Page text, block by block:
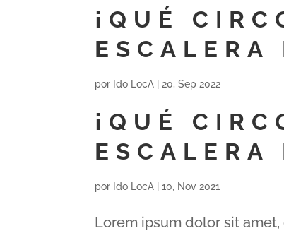
¡QUÉ
ESCALERA
por Ido LocA 20, Sep 2022
¡QUÉ
ESCALERA
por Ido LocA |10, Nov 2021
Lorem ipsum dolor sit